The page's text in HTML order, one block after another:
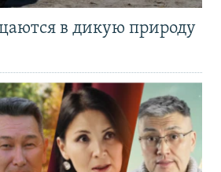
в дикую природу